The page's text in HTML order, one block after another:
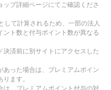
プ詳細ページにてご確認くださ
して計算されるため、一部の法人
ント数と付与ポイント数が異なる
済前に別サイトにアクセスした
った場合は、プレミアムポイン
ます。
、プレミアムポイント付与の対